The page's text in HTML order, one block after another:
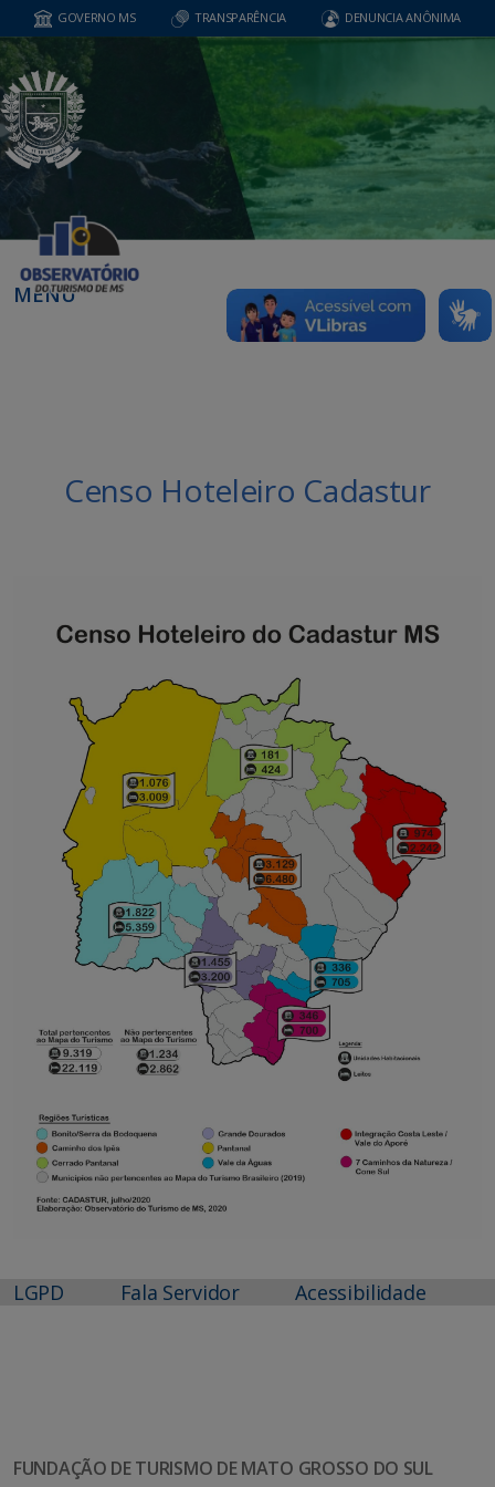
GOVERNO MS TRANSPARÊNCIA DENUNCIA ANÔNIMA
MENU
Censo Hoteleiro Cadastur
LGPD Fala Servidor Acessibilidade
FUNDAÇÃO DE TURISMO DE MATO GROSSO DO SUL